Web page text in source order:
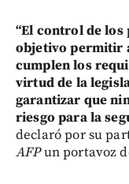
“El control de
objetivo permitir
cumplen los
virtud de la
garantizar que
riesgo para la
declaró por su
AFPun portavoz